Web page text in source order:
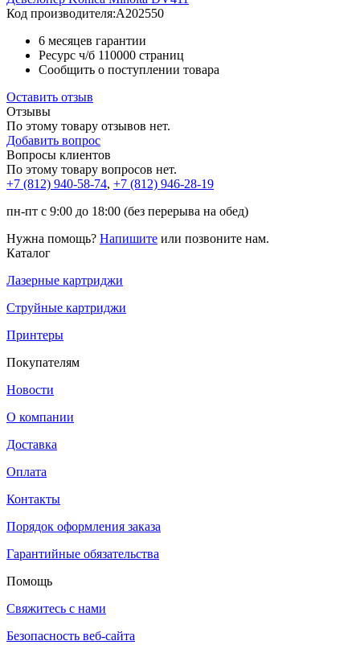
Код производителя:A202550
6 месяцев гарантии
Ресурс ч/б 110000 страниц
Сообщить о поступлении товара
Оставить отзыв
Отзывы
По этому товару отзывов нет.
Добавить вопрос
Вопросы клиентов
По этому товару вопросов нет.
+7 (812) 940-58-74, +7 (812) 946-28-19
пн-пт с 9:00 до 18:00 (без перерыва на обед)
Нужна помощь? Напишите или позвоните нам.
Каталог
Лазерные картриджи
Струйные картриджи
Принтеры
Покупателям
Новости
О компании
Доставка
Оплата
Контакты
Порядок оформления заказа
Гарантийные обязательства
Помощь
Свяжитесь с нами
Безопасность веб-сайта